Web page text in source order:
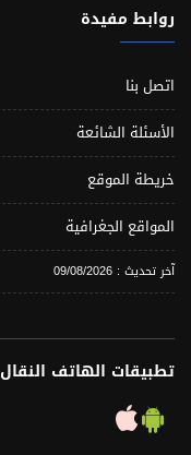
روابط مفيدة
اتصل بنا
الأسئلة الشائعة
خريطة الموقع
المواقع الجغرافية
آخر تحديث : 09/08/2026
تطبيقات الهاتف النقال